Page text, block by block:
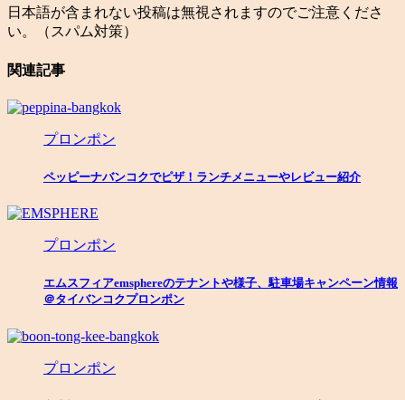
日本語が含まれない投稿は無視されますのでご注意くださ
い。（スパム対策）
関連記事
プロンポン
ペッピーナバンコクでピザ！ランチメニューやレビュー紹介
プロンポン
エムスフィアemsphereのテナントや様子、駐車場キャンペーン情報
＠タイバンコクプロンポン
プロンポン